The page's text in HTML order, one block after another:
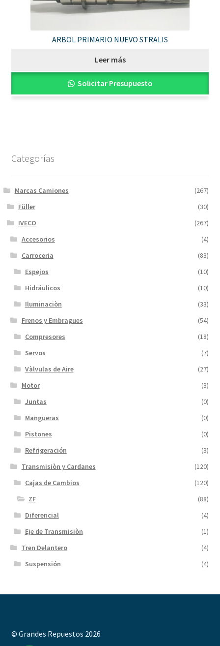
ARBOL PRIMARIO NUEVO STRALIS
Leer más
Solicitar Presupuesto
Categorías
Marcas Camiones
(267)
Füller
(30)
IVECO
(267)
Accesorios
(4)
Carroceria
(83)
Espejos
(10)
Hidráulicos
(10)
Iluminaciòn
(33)
Frenos y Embragues
(54)
Compresores
(18)
Servos
(7)
Vàlvulas de Aire
(27)
Motor
(3)
Juntas
(0)
Mangueras
(0)
Pistones
(0)
Refrigeración
(3)
Transmisiòn y Cardanes
(120)
Cajas de Cambios
(120)
ZF
(88)
Diferencial
(4)
Eje de Transmisiòn
(1)
Tren Delantero
(4)
Suspensión
(4)
© Grandes Repuestos 2026